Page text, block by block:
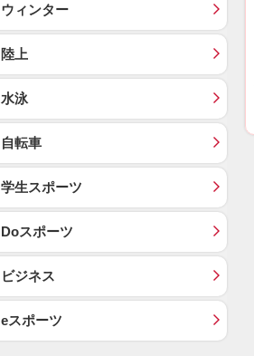
ウィンター
陸上
水泳
自転車
学生スポーツ
Doスポーツ
ビジネス
eスポーツ